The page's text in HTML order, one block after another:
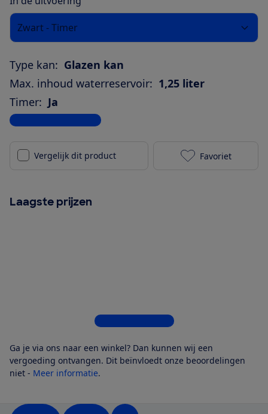
Zwart - Timer
Type kan: Glazen kan
Max. inhoud waterreservoir: 1,25 liter
Timer: Ja
Bekijk alle specificaties
Vergelijk dit product Melitta Look
Favoriet
Laagste prijzen
Bekijk alle 4 winkels
Ga je via ons naar een winkel? Dan kunnen wij een
vergoeding ontvangen. Dit beïnvloedt onze beoordelingen
niet - Meer informatie.